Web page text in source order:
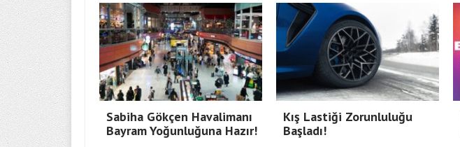
Sabiha Gökçen Havalimanı
Bayram Yoğunluğuna Hazır!
Kış Lastiği Zorunluluğu
Başladı!